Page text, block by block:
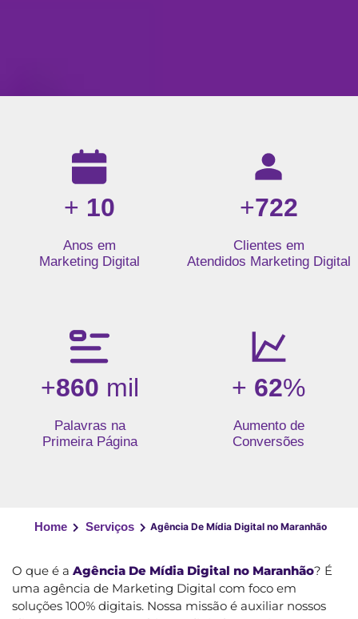
Resultados da nossa agência de marketing digital: mais
+ 10
Anos em
Marketing Digital
+722
Clientes em
Atendidos Marketing Digital
+860 mil
Palavras na
Primeira Página
+ 62%
Aumento de
Conversões
Home Serviços Agência De Mídia Digital no Maranhão
O que é a Agência De Mídia Digital no Maranhão? É
uma agência de Marketing Digital com foco em
soluções 100% digitais. Nossa missão é auxiliar nossos